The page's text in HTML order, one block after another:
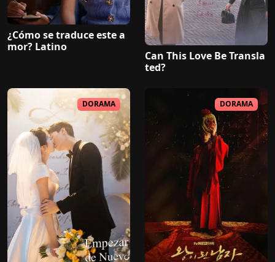
¿Cómo se traduce este a
mor? Latino
Can This Love Be Transla
ted?
DORAMA DORAMA